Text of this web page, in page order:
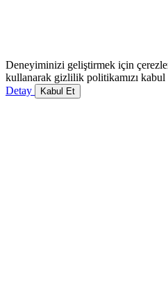
Deneyiminizi geliştirmek için
kullanarak gizlilik politikamızı kabul
Detay
Kabul Et